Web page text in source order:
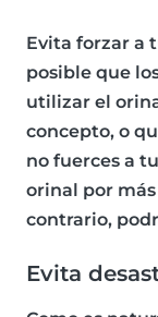
Evita forzar a
posible que
utilizar el
concepto, o
no fuerces a
orinal por más
contrario,
Evita